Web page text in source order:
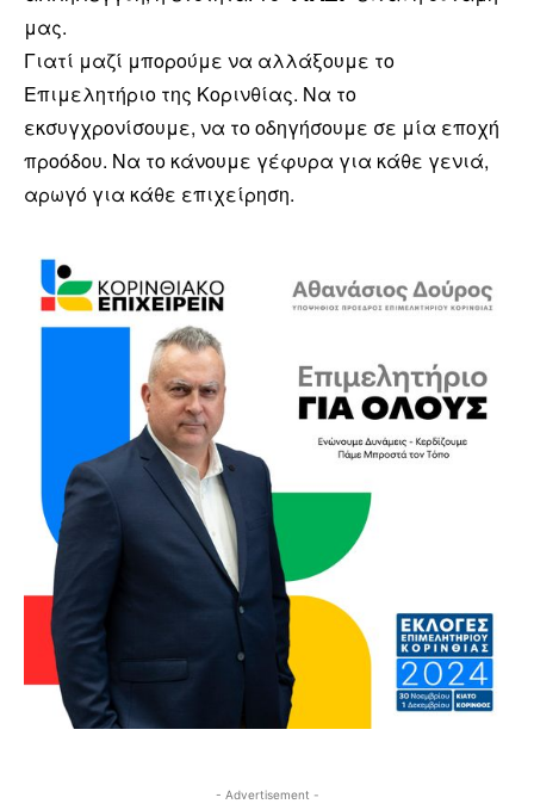
μας.
Γιατί μαζί μπορούμε να αλλάξουμε το
Επιμελητήριο της Κορινθίας. Να το
εκσυγχρονίσουμε, να το οδηγήσουμε σε μία εποχή
προόδου. Να το κάνουμε γέφυρα για κάθε γενιά,
αρωγό για κάθε επιχείρηση.
- Advertisement -